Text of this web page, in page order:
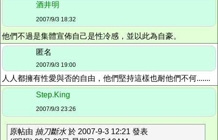
酒井明
2007/9/3 18:32
他們不過是集體宣佈自己是性冷感，並以此為自豪。
匿名
2007/9/3 19:00
人人都擁有性愛與否的自由，他們堅持這樣也耐他們不何.......
Step.King
2007/9/3 23:26
原帖由 抽刀斷水於 2007-9-3 12:21 發表